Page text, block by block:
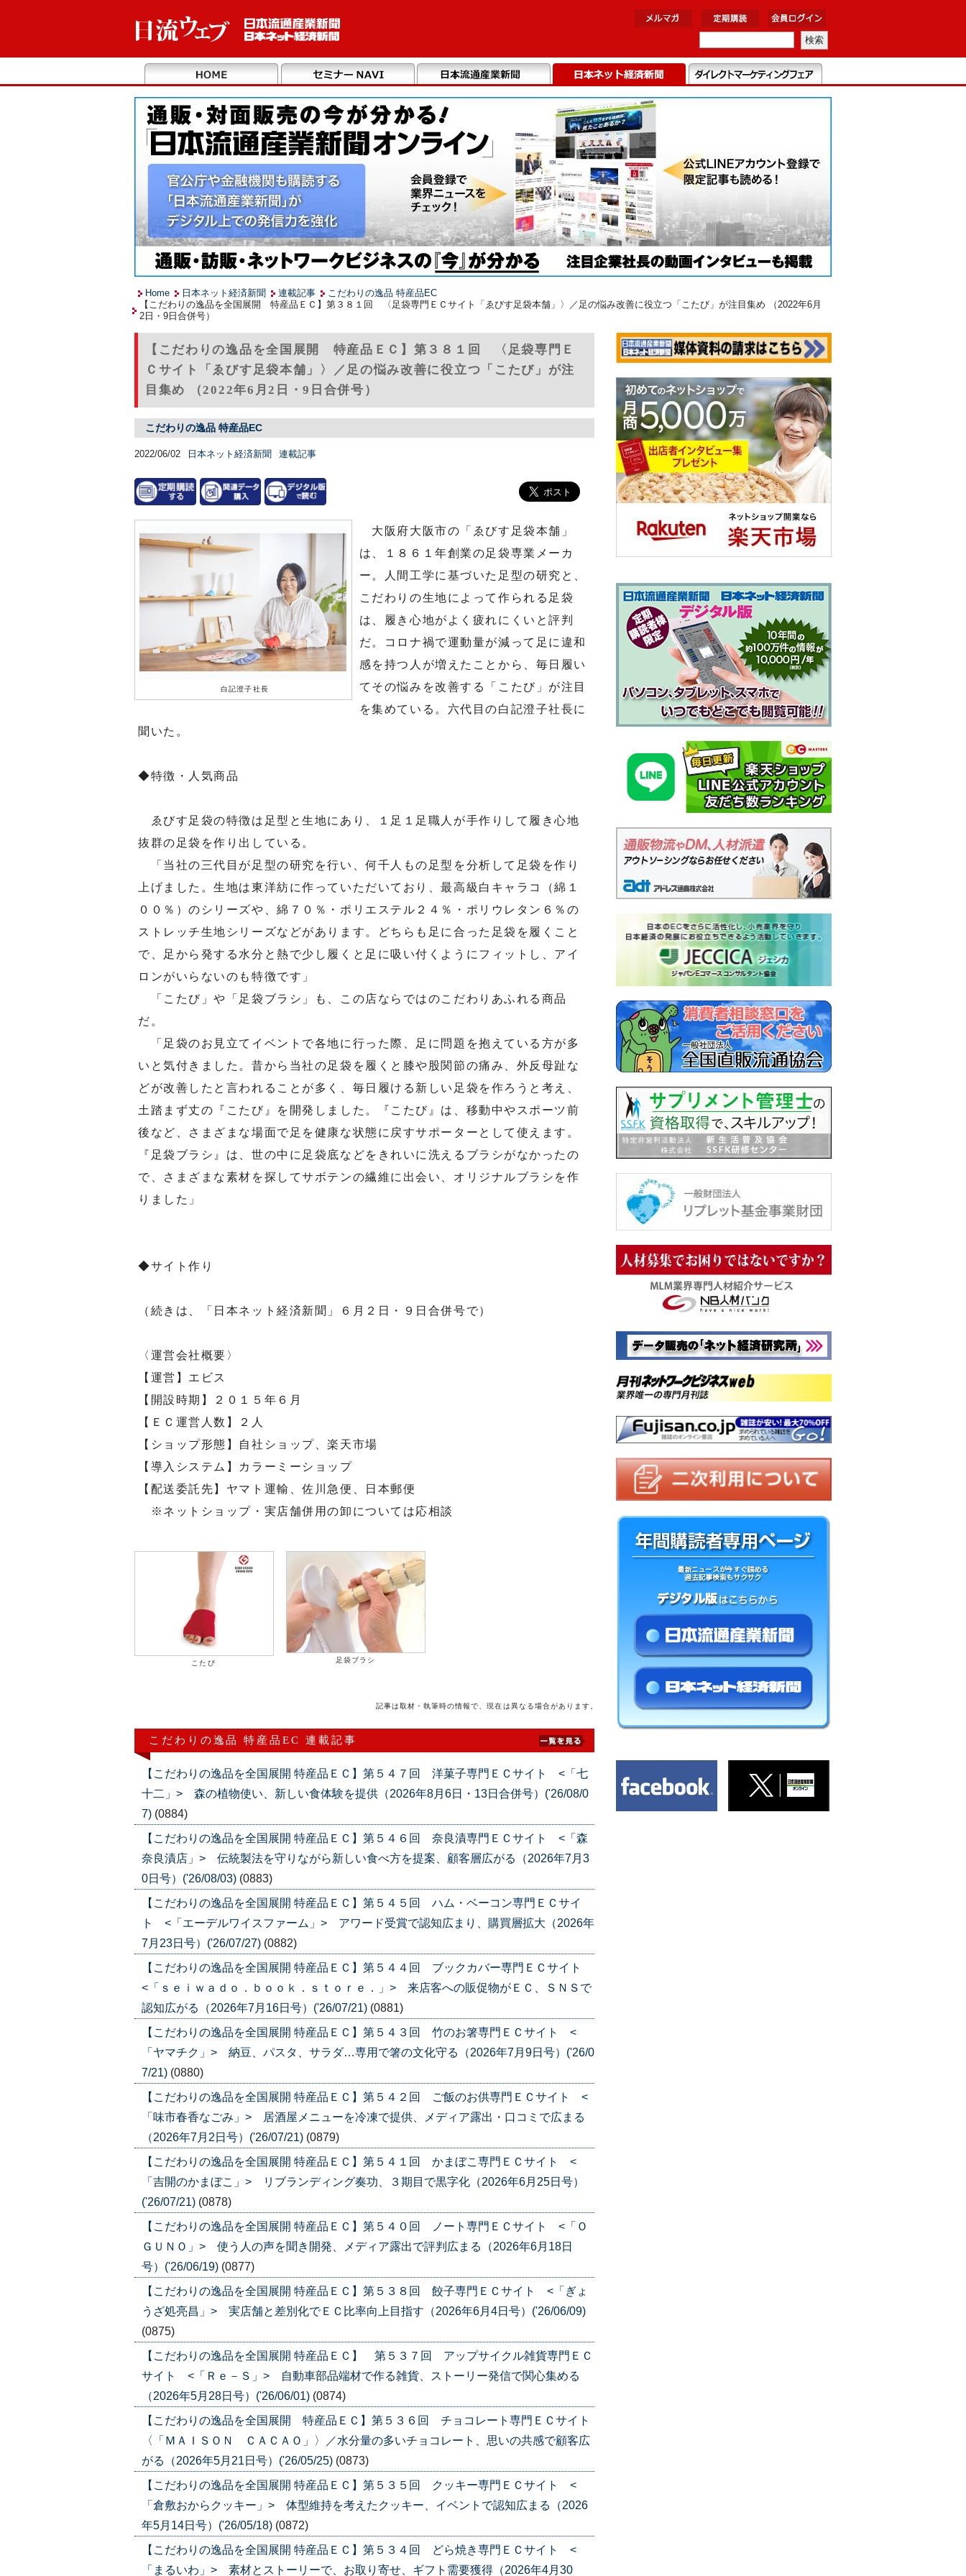
Home 日本ネット経済新聞 連載記事
こだわりの逸品 特産品EC
【こだわりの逸品を全国展開 特産品ＥＣ】第３８１回 〈足袋専門ＥＣサイト「ゑびす足袋本舗」〉／足の悩み改善に役立つ「こたび」が注目集め （2022年6月
2日・9日合併号）
【こだわりの逸品を全国展開 特産品ＥＣ】第３８１回 〈足袋専門Ｅ
Ｃサイト「ゑびす足袋本舗」〉／足の悩み改善に役立つ「こたび」が注
目集め （2022年6月2日・9日合併号）
こだわりの逸品 特産品EC
2022/06/02 日本ネット経済新聞 連載記事
白記澄子社長
大阪府大阪市の「ゑびす足袋本舗」
は、１８６１年創業の足袋専業メーカ
ー。人間工学に基づいた足型の研究と、
こだわりの生地によって作られる足袋
は、履き心地がよく疲れにくいと評判
だ。コロナ禍で運動量が減って足に違和
感を持つ人が増えたことから、毎日履い
てその悩みを改善する「こたび」が注目
を集めている。六代目の白記澄子社長に
聞いた。
◆特徴・人気商品
ゑびす足袋の特徴は足型と生地にあり、１足１足職人が手作りして履き心地
抜群の足袋を作り出している。
「当社の三代目が足型の研究を行い、何千人もの足型を分析して足袋を作り
上げました。生地は東洋紡に作っていただいており、最高級白キャラコ（綿１
００％）のシリーズや、綿７０％・ポリエステル２４％・ポリウレタン６％の
ストレッチ生地シリーズなどがあります。どちらも足に合った足袋を履くこと
で、足から発する水分と熱で少し履くと足に吸い付くようにフィットし、アイ
ロンがいらないのも特徴です」
「こたび」や「足袋ブラシ」も、この店ならではのこだわりあふれる商品
だ。
「足袋のお見立てイベントで各地に行った際、足に問題を抱えている方が多
いと気付きました。昔から当社の足袋を履くと膝や股関節の痛み、外反母趾な
どが改善したと言われることが多く、毎日履ける新しい足袋を作ろうと考え、
土踏まず丈の『こたび』を開発しました。『こたび』は、移動中やスポーツ前
後など、さまざまな場面で足を健康な状態に戻すサポーターとして使えます。
『足袋ブラシ』は、世の中に足袋底などをきれいに洗えるブラシがなかったの
で、さまざまな素材を探してサボテンの繊維に出会い、オリジナルブラシを作
りました」
◆サイト作り
（続きは、「日本ネット経済新聞」６月２日・９日合併号で）
〈運営会社概要〉
【運営】エビス
【開設時期】２０１５年６月
【ＥＣ運営人数】２人
【ショップ形態】自社ショップ、楽天市場
【導入システム】カラーミーショップ
【配送委託先】ヤマト運輸、佐川急便、日本郵便
※ネットショップ・実店舗併用の卸については応相談
こたび 足袋ブラシ
記事は取材・執筆時の情報で、現在は異なる場合があります。
こだわりの逸品 特産品EC 連載記事
【こだわりの逸品を全国展開 特産品ＥＣ】第５４７回 洋菓子専門ＥＣサイト <「七
十二」> 森の植物使い、新しい食体験を提供（2026年8月6日・13日合併号）('26/08/0
7) (0884)
【こだわりの逸品を全国展開 特産品ＥＣ】第５４６回 奈良漬専門ＥＣサイト <「森
奈良漬店」> 伝統製法を守りながら新しい食べ方を提案、顧客層広がる（2026年7月3
0日号）('26/08/03) (0883)
【こだわりの逸品を全国展開 特産品ＥＣ】第５４５回 ハム・ベーコン専門ＥＣサイ
ト <「エーデルワイスファーム」> アワード受賞で認知広まり、購買層拡大（2026年
7月23日号）('26/07/27) (0882)
【こだわりの逸品を全国展開 特産品ＥＣ】第５４４回 ブックカバー専門ＥＣサイト
<「ｓｅｉｗａｄｏ．ｂｏｏｋ．ｓｔｏｒｅ．」> 来店客への販促物がＥＣ、ＳＮＳで
認知広がる（2026年7月16日号）('26/07/21) (0881)
【こだわりの逸品を全国展開 特産品ＥＣ】第５４３回 竹のお箸専門ＥＣサイト <
「ヤマチク」> 納豆、パスタ、サラダ…専用で箸の文化守る（2026年7月9日号）('26/0
7/21) (0880)
【こだわりの逸品を全国展開 特産品ＥＣ】第５４２回 ご飯のお供専門ＥＣサイト <
「味市春香なごみ」> 居酒屋メニューを冷凍で提供、メディア露出・口コミで広まる
（2026年7月2日号）('26/07/21) (0879)
【こだわりの逸品を全国展開 特産品ＥＣ】第５４１回 かまぼこ専門ＥＣサイト <
「吉開のかまぼこ」> リブランディング奏功、３期目で黒字化（2026年6月25日号）
('26/07/21) (0878)
【こだわりの逸品を全国展開 特産品ＥＣ】第５４０回 ノート専門ＥＣサイト <「Ｏ
ＧＵＮＯ」> 使う人の声を聞き開発、メディア露出で評判広まる（2026年6月18日
号）('26/06/19) (0877)
【こだわりの逸品を全国展開 特産品ＥＣ】第５３８回 餃子専門ＥＣサイト <「ぎょ
うざ処亮昌」> 実店舗と差別化でＥＣ比率向上目指す（2026年6月4日号）('26/06/09)
(0875)
【こだわりの逸品を全国展開 特産品ＥＣ】 第５３７回 アップサイクル雑貨専門ＥＣ
サイト <「Ｒｅ－Ｓ」> 自動車部品端材で作る雑貨、ストーリー発信で関心集める
（2026年5月28日号）('26/06/01) (0874)
【こだわりの逸品を全国展開 特産品ＥＣ】第５３６回 チョコレート専門ＥＣサイト
〈「ＭＡＩＳＯＮ ＣＡＣＡＯ」〉／水分量の多いチョコレート、思いの共感で顧客広
がる（2026年5月21日号）('26/05/25) (0873)
【こだわりの逸品を全国展開 特産品ＥＣ】第５３５回 クッキー専門ＥＣサイト <
「倉敷おからクッキー」> 体型維持を考えたクッキー、イベントで認知広まる（2026
年5月14日号）('26/05/18) (0872)
【こだわりの逸品を全国展開 特産品ＥＣ】第５３４回 どら焼き専門ＥＣサイト <
「まるいわ」> 素材とストーリーで、お取り寄せ、ギフト需要獲得（2026年4月30